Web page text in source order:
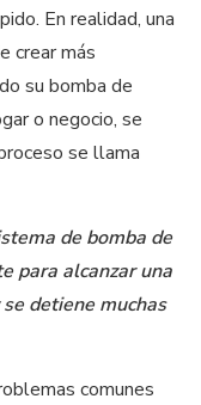
En realidad, una
crear más
su bomba de
o negocio, se
se llama
de bomba de
para alcanzar una
detiene muchas
comunes